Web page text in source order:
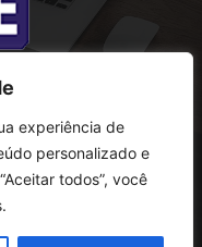
experiência de
personalizado e
todos”, você
121